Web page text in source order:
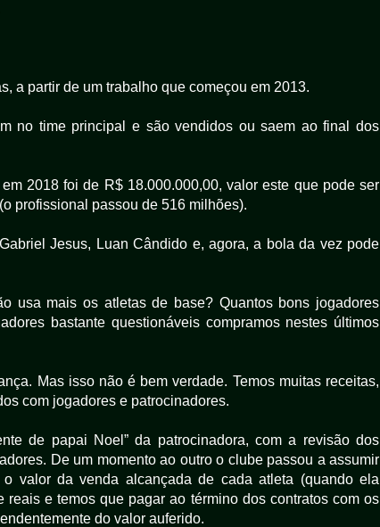
a partir de um trabalho que começou em 2013.
no time principal e são vendidos ou saem ao final dos
2018 foi de R$ 18.000.000,00, valor este que pode ser
profissional passou de 516 milhões).
Jesus, Luan Cândido e, agora, a bola da vez pode
usa mais os atletas de base? Quantos bons jogadores
bastante questionáveis compramos nestes últimos
Mas isso não é bem verdade. Temos muitas receitas,
com jogadores e patrocinadores.
de papai Noel” da patrocinadora, com a revisão dos
De um momento ao outro o clube passou a assumir
valor da venda alcançada de cada atleta (quando ela
e temos que pagar ao término dos contratos com os
do valor auferido.